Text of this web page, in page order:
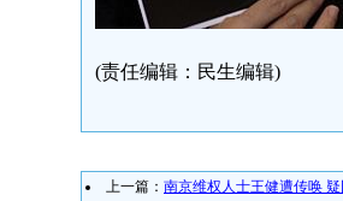
(责任编辑：民生编辑)
上一篇： 南京维权人士王健遭传唤